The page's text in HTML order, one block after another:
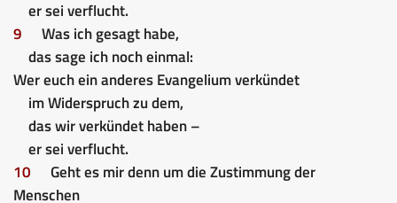
er sei verflucht.
9
Was ich gesagt habe,
das sage ich noch einmal:
Wer euch ein anderes Evangelium verkündet
im Widerspruch zu dem,
das wir verkündet haben –
er sei verflucht.
10
Geht es mir denn um die Zustimmung der
Menschen